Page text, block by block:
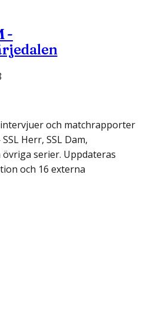
-
och matchrapporter
Herr, SSL Dam,
serier. Uppdateras
och 16 externa